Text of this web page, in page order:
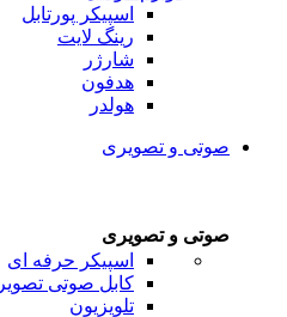
اسپیکر پورتابل
رینگ لایت
شارژر
هدفون
هولدر
صوتی و تصویری
صوتی و تصویری
اسپیکر حرفه ای
کابل صوتی
تلویزیون